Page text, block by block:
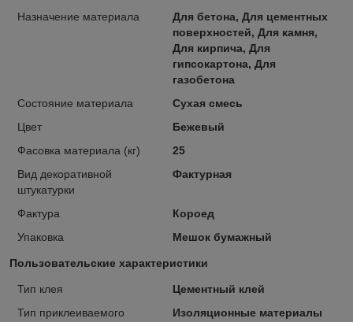
Назначение материала
Для бетона, Для цементных
поверхностей, Для камня,
Для кирпича, Для
гипсокартона, Для
газобетона
Состояние материала
Сухая смесь
Цвет
Бежевый
Фасовка материала (кг)
25
Вид декоративной
штукатурки
Фактурная
Фактура
Короед
Упаковка
Мешок бумажный
Пользовательские характеристики
Тип клея
Цементный клей
Тип приклеиваемого
Изоляционные материалы